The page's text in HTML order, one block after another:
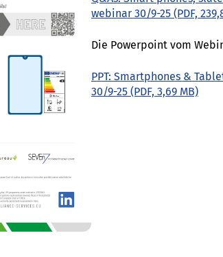
webinar 30/9-25(PDF,
Die Powerpoint vom
PPT: Smartphones &
30/9-25(PDF, 3,69 MB)